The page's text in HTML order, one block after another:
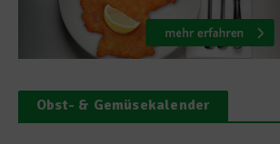
Obst- & Gemüsekalender